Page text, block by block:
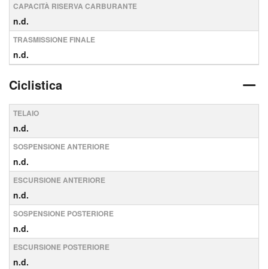
CAPACITÀ RISERVA CARBURANTE
n.d.
TRASMISSIONE FINALE
n.d.
Ciclistica
TELAIO
n.d.
SOSPENSIONE ANTERIORE
n.d.
ESCURSIONE ANTERIORE
n.d.
SOSPENSIONE POSTERIORE
n.d.
ESCURSIONE POSTERIORE
n.d.